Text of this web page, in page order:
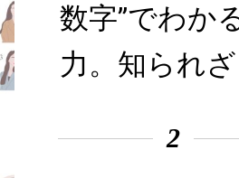
数字”でわか
力。知られ
2